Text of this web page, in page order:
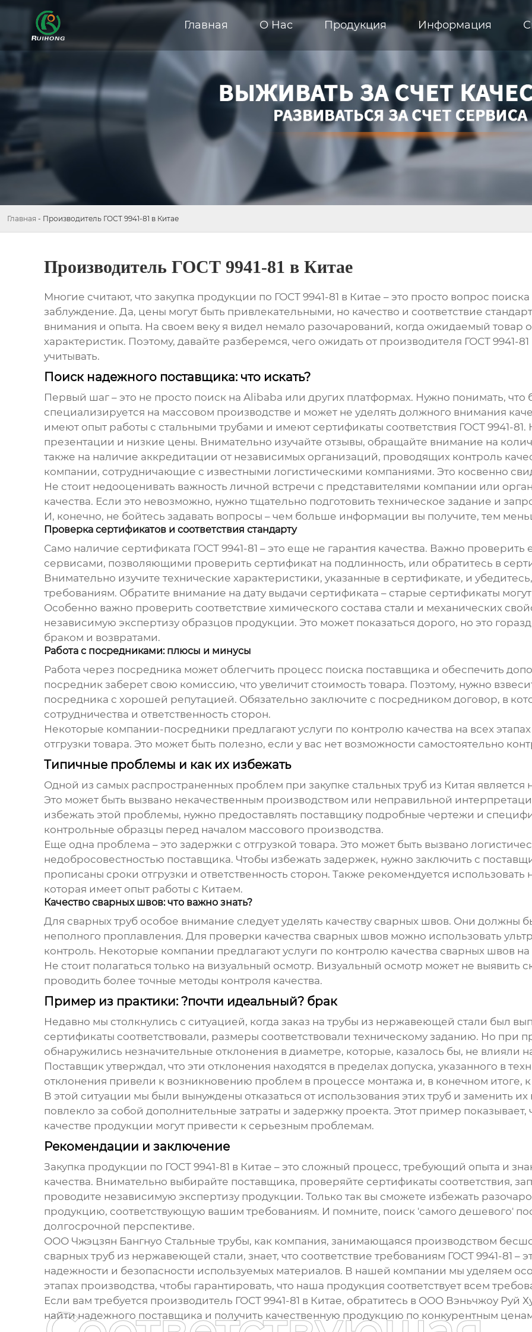
Главная О Hас Продукция Информация
Главная - Производитель ГОСТ 9941-81 в Китае
Производитель ГОСТ 9941-81 в Китае
Многие считают, что закупка продукции по ГОСТ 9941-81 в Китае – это просто вопрос
заблуждение. Да, цены могут быть привлекательными, но качество и соответствие
внимания и опыта. На своем веку я видел немало разочарований, когда ожидаемый товар
характеристик. Поэтому, давайте разберемся, чего ожидать от производителя ГОСТ 9941-81
учитывать.
Поиск надежного поставщика: что искать?
Первый шаг – это не просто поиск на Alibaba или других платформах. Нужно понимать, что
специализируется на массовом производстве и может не уделять должного внимания
имеют опыт работы с стальными трубами и имеют сертификаты соответствия ГОСТ 9941-81.
презентации и низкие цены. Внимательно изучайте отзывы, обращайте внимание на
также на наличие аккредитации от независимых организаций, проводящих контроль
компании, сотрудничающие с известными логистическими компаниями. Это косвенно
Не стоит недооценивать важность личной встречи с представителями компании или
качества. Если это невозможно, нужно тщательно подготовить техническое задание и
И, конечно, не бойтесь задавать вопросы – чем больше информации вы получите, тем
Проверка сертификатов и соответствия стандарту
Само наличие сертификата ГОСТ 9941-81 – это еще не гарантия качества. Важно
сервисами, позволяющими проверить сертификат на подлинность, или обратитесь в
Внимательно изучите технические характеристики, указанные в сертификате, и
требованиям. Обратите внимание на дату выдачи сертификата – старые сертификаты
Особенно важно проверить соответствие химического состава стали и механических
независимую экспертизу образцов продукции. Это может показаться дорого, но это
браком и возвратами.
Работа с посредниками: плюсы и минусы
Работа через посредника может облегчить процесс поиска поставщика и обеспечить
посредник заберет свою комиссию, что увеличит стоимость товара. Поэтому, нужно
посредника с хорошей репутацией. Обязательно заключите с посредником договор, в
сотрудничества и ответственность сторон.
Некоторые компании-посредники предлагают услуги по контролю качества на всех
отгрузки товара. Это может быть полезно, если у вас нет возможности самостоятельно
Типичные проблемы и как их избежать
Одной из самых распространенных проблем при закупке стальных трубиз Китая является
Это может быть вызвано некачественным производством или неправильной
избежать этой проблемы, нужно предоставлять поставщику подробные чертежи и
контрольные образцы перед началом массового производства.
Еще одна проблема – это задержки с отгрузкой товара. Это может быть вызвано
недобросовестностью поставщика. Чтобы избежать задержек, нужно заключить с
прописаны сроки отгрузки и ответственность сторон. Также рекомендуется
которая имеет опыт работы с Китаем.
Качество сварных швов: что важно знать?
Для сварных трубособое внимание следует уделять качеству сварных швов. Они должны
неполного проплавления. Для проверки качества сварных швов можно использовать
контроль. Некоторые компании предлагают услуги по контролю качества сварных швов
Не стоит полагаться только на визуальный осмотр. Визуальный осмотр может не выявить
проводить более точные методы контроля качества.
Пример из практики: ?почти идеальный? брак
Недавно мы столкнулись с ситуацией, когда заказ на трубы из нержавеющей стали был
сертификаты соответствовали, размеры соответствовали техническому заданию. Но при
обнаружились незначительные отклонения в диаметре, которые, казалось бы, не влияли
Поставщик утверждал, что эти отклонения находятся в пределах допуска, указанного в
отклонения привели к возникновению проблем в процессе монтажа и, в конечном итоге,
В этой ситуации мы были вынуждены отказаться от использования этих труб и заменить их
повлекло за собой дополнительные затраты и задержку проекта. Этот пример
качестве продукции могут привести к серьезным проблемам.
Рекомендации и заключение
Закупка продукции по ГОСТ 9941-81 в Китае – это сложный процесс, требующий опыта и
качества. Внимательно выбирайте поставщика, проверяйте сертификаты соответствия,
проводите независимую экспертизу продукции. Только так вы сможете избежать
продукцию, соответствующую вашим требованиям. И помните, поиск 'самого дешевого'
долгосрочной перспективе.
ООО Чжэцзян Бангнуо Стальные трубы, как компания, занимающаяся производством
сварных труб из нержавеющей стали, знает, что соответствие требованиям ГОСТ 9941-81 –
надежности и безопасности используемых материалов. В нашей компании мы уделяем
этапах производства, чтобы гарантировать, что наша продукция соответствует всем
Если вам требуется производитель ГОСТ 9941-81 в Китае, обратитесь в ООО Вэньчжоу
найти надежного поставщика и получить качественную продукцию по конкурентным